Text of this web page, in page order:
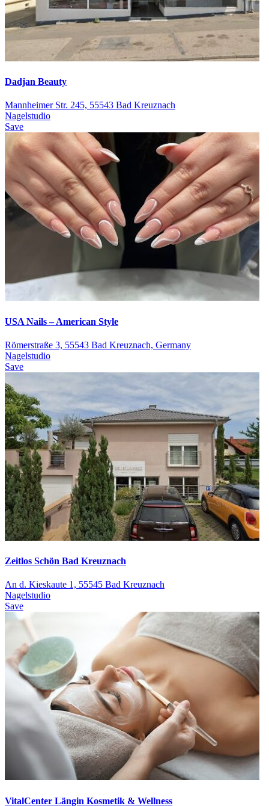
Dadjan Beauty
Mannheimer Str. 245, 55543 Bad Kreuznach
Nagelstudio
Save
USA Nails – American Style
Römerstraße 3, 55543 Bad Kreuznach, Germany
Nagelstudio
Save
Zeitlos Schön Bad Kreuznach
An d. Kieskaute 1, 55545 Bad Kreuznach
Nagelstudio
Save
VitalCenter Längin Kosmetik & Wellness